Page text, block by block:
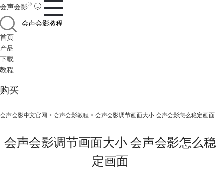
会声会影®
首页
产品
下载
教程
购买
会声会影中文官网 > 会声会影教程 > 会声会影调节画面大小 会声会影怎么稳定画面
会声会影调节画面大小 会声会影怎么稳
定画面